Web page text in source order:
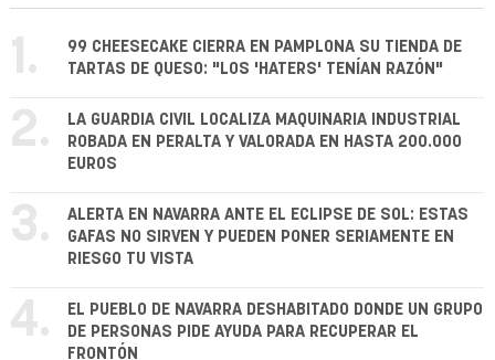
1.
99 CHEESECAKE CIERRA EN PAMPLONA SU TIENDA DE
TARTAS DE QUESO: "LOS 'HATERS' TENÍAN RAZÓN"
2.
LA GUARDIA CIVIL LOCALIZA MAQUINARIA INDUSTRIAL
ROBADA EN PERALTA Y VALORADA EN HASTA 200.000
EUROS
3.
ALERTA EN NAVARRA ANTE EL ECLIPSE DE SOL: ESTAS
GAFAS NO SIRVEN Y PUEDEN PONER SERIAMENTE EN
RIESGO TU VISTA
4.
EL PUEBLO DE NAVARRA DESHABITADO DONDE UN GRUPO
DE PERSONAS PIDE AYUDA PARA RECUPERAR EL
FRONTÓN